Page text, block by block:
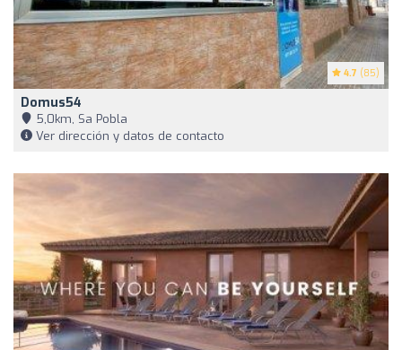
4.7 (85)
Domus54
5,0km, Sa Pobla
Ver dirección y datos de contacto